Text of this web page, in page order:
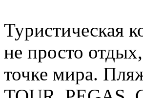
Туристическая
не просто
точке мира.